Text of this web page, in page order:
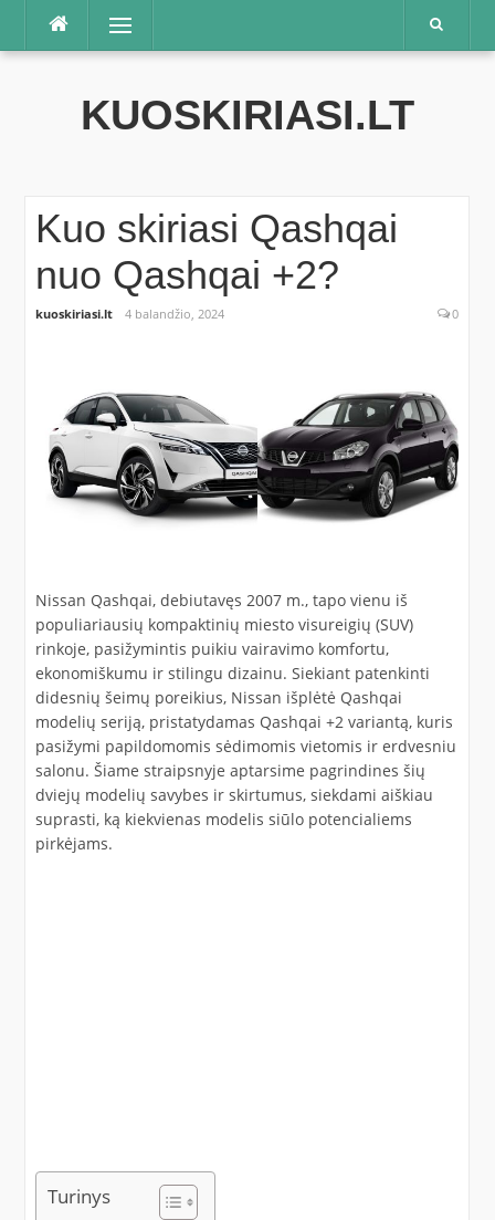
Praleisti
Meniu
KUOSKIRIASI.LT
Kuo skiriasi Qashqai
nuo Qashqai +2?
kuoskiriasi.lt 4 balandžio, 2024 0
Nissan Qashqai, debiutavęs 2007 m., tapo vienu iš
populiariausių kompaktinių miesto visureigių (SUV)
rinkoje, pasižymintis puikiu vairavimo komfortu,
ekonomiškumu ir stilingu dizainu. Siekiant patenkinti
didesnių šeimų poreikius, Nissan išplėtė Qashqai
modelių seriją, pristatydamas Qashqai +2 variantą, kuris
pasižymi papildomomis sėdimomis vietomis ir erdvesniu
salonu. Šiame straipsnyje aptarsime pagrindines šių
dviejų modelių savybes ir skirtumus, siekdami aiškiau
suprasti, ką kiekvienas modelis siūlo potencialiems
pirkėjams.
Turinys